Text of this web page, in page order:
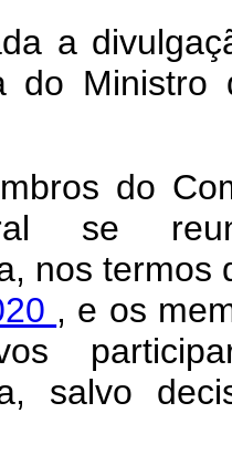
a
do
do
se
nos termos
, e os
salvo